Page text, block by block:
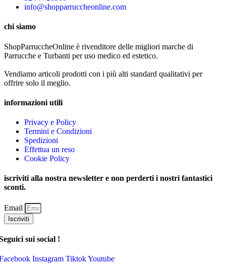
info@shopparruccheonline.com
chi siamo
ShopParruccheOnline è rivenditore delle migliori marche di
Parrucche e Turbanti per uso medico ed estetico.
Vendiamo articoli prodotti con i più alti standard qualitativi per
offrire solo il meglio.
informazioni utili
Privacy e Policy
Termini e Condizioni
Spedizioni
Effettua un reso
Cookie Policy
iscriviti alla nostra newsletter e non perderti i nostri fantastici
sconti.
Email
Iscriviti
sui social !
Instagram TiktokYoutube